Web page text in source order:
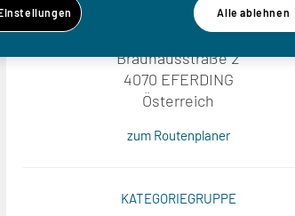
Kulturzentrum Bräuhaus Eferding
Bräuhausstraße 2
4070 EFERDING
Österreich
zum Routenplaner
KATEGORIEGRUPPE
Alle ablehnen